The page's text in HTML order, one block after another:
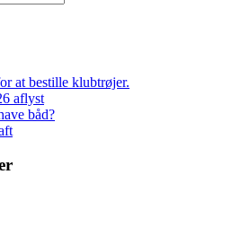
at bestille klubtrøjer.
aflyst
båd?